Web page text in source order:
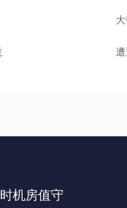
机房值守